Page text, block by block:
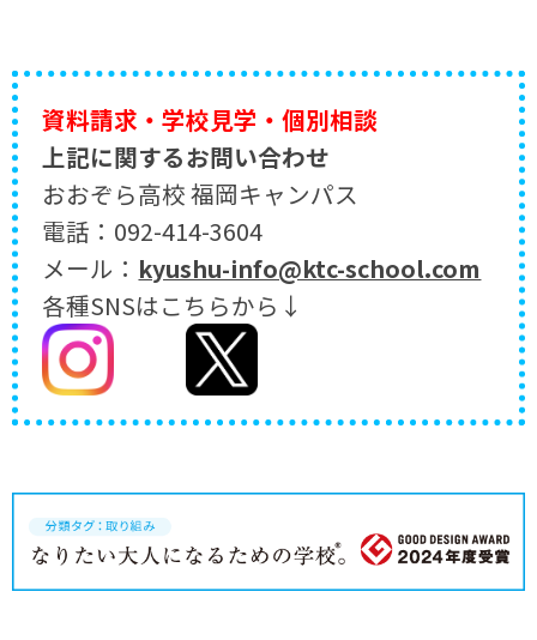
資料請求・学校見学・個別相談
上記に関するお問い合わせ
おおぞら高校 福岡キャンパス
電話：092-414-3604
メール： kyushu-info@ktc-school.com
各種SNSはこちらから↓